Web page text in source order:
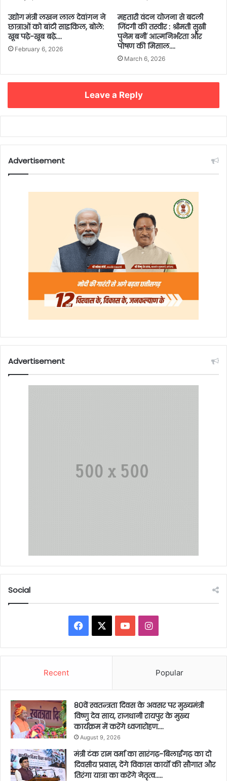
उद्योग मंत्री लखन लाल देवांगन ने
छात्राओं को बांटी साइकिल, बोले:
खूब पढ़े-खूब बढ़े….
February 6, 2026
महतारी वंदन योजना से बदली
जिंदगी की तस्वीर : श्रीमती सुखी
पुनेम बनीं आत्मनिर्भरता और
पोषण की मिसाल….
March 6, 2026
Leave a Reply
Advertisement
Advertisement
Social
Facebook YouTubeInstagram
Recent Popular
80वें स्वतन्त्रता दिवस के अवसर पर मुख्यमंत्री
विष्णु देव साय, राजधानी रायपुर के मुख्य
कार्यक्रम में करेंगे ध्वजारोहण….
August 9, 2026
मंत्री टंक राम वर्मा का सारंगढ़-बिलाईगढ़ का दो
दिवसीय प्रवास, देंगे विकास कार्यों की सौगात और
तिरंगा यात्रा का करेंगे नेतृत्व…..